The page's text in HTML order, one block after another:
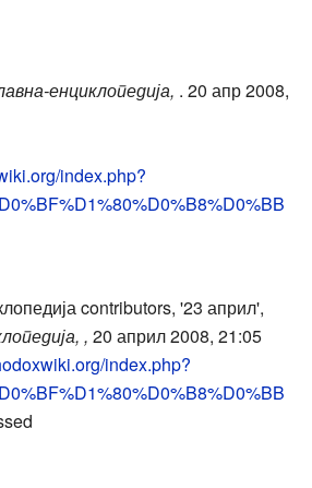
енциклопедија, . 20 апр 2008,
index.php?
contributors, '23 април',
, 20 април 2008, 21:05
index.php?